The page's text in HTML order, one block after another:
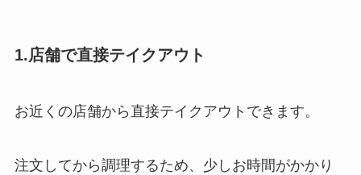
1.店舗で直接テイクアウト
お近くの店舗から直接テイクアウトできます。
注文してから調理するため、少しお時間がかかり